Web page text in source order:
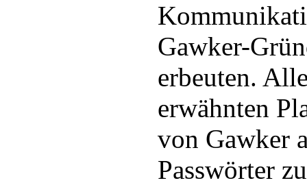
Gawker-
erbeuten.
erwähnten
von Gawker
Passwörter